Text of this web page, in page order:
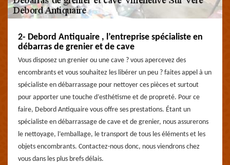
2- Debord Antiquaire , l’entreprise spécialiste en
débarras de grenier et de cave
Vous disposez un grenier ou une cave ? vous apercevez des
encombrants et vous souhaitez les libérer un peu ? faites appel à un
spécialiste en débarrassage pour nettoyer ces pièces et surtout
pour apporter une touche d’esthétisme et de propreté. Pour ce
faire, Debord Antiquaire vous offre ses prestations. Étant un
spécialiste en débarrassage de cave et de grenier, nous assurerons
le nettoyage, l’emballage, le transport de tous les éléments et les
objets encombrants. Contactez-nous donc, nous viendrons chez
vous dans les plus brefs délais.